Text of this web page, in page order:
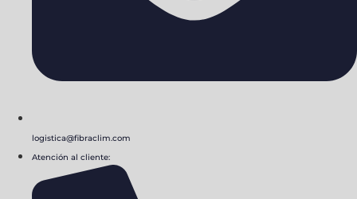
logistica@fibraclim.com
Atención al cliente: